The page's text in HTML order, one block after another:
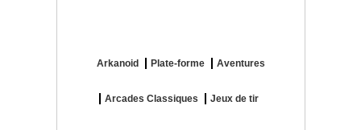
Arkanoid Plate-forme Aventures
Arcades Classiques Jeux de tir